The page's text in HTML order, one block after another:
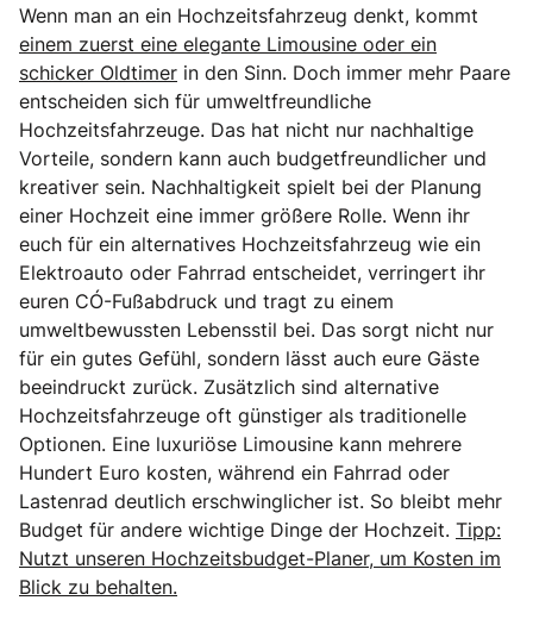
Wenn man an ein Hochzeitsfahrzeug denkt, kommt
einem zuerst eine elegante Limousine oder ein
schicker Oldtimer in den Sinn. Doch immer mehr Paare
entscheiden sich für umweltfreundliche
Hochzeitsfahrzeuge. Das hat nicht nur nachhaltige
Vorteile, sondern kann auch budgetfreundlicher und
kreativer sein. Nachhaltigkeit spielt bei der Planung
einer Hochzeit eine immer größere Rolle. Wenn ihr
euch für ein alternatives Hochzeitsfahrzeug wie ein
Elektroauto oder Fahrrad entscheidet, verringert ihr
euren CO₂-Fußabdruck und tragt zu einem
umweltbewussten Lebensstil bei. Das sorgt nicht nur
für ein gutes Gefühl, sondern lässt auch eure Gäste
beeindruckt zurück. Zusätzlich sind alternative
Hochzeitsfahrzeuge oft günstiger als traditionelle
Optionen. Eine luxuriöse Limousine kann mehrere
Hundert Euro kosten, während ein Fahrrad oder
Lastenrad deutlich erschwinglicher ist. So bleibt mehr
Budget für andere wichtige Dinge der Hochzeit. Tipp:
Nutzt unseren Hochzeitsbudget-Planer, um Kosten im
Blick zu behalten.